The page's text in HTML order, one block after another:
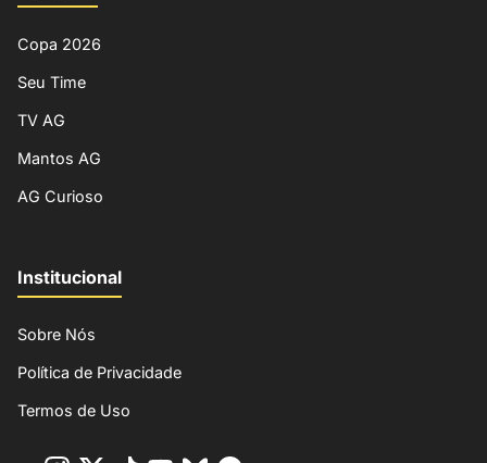
Copa 2026
Seu Time
TV AG
Mantos AG
AG Curioso
Institucional
Sobre Nós
Política de Privacidade
Termos de Uso